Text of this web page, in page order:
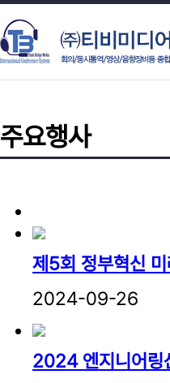
주요행사
제5회 정부혁신
2024-09-26
2024 엔지니어링